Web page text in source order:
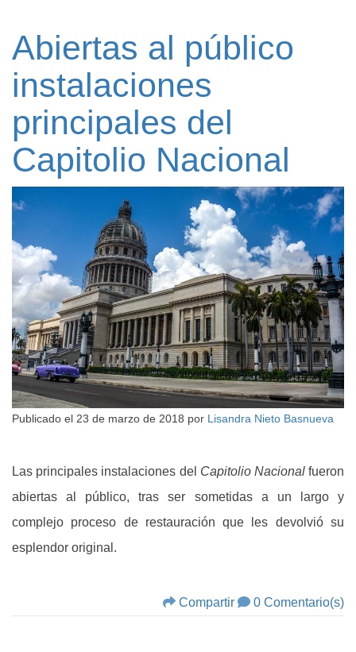
Abiertas al público
instalaciones
principales del
Capitolio Nacional
Publicado el 23 de marzo de 2018 por Lisandra Nieto Basnueva
Las principales instalaciones del Capitolio Nacionalfueron
abiertas al público, tras ser sometidas a un largo y
complejo proceso de restauración que les devolvió su
esplendor original.
Compartir 0 Comentario(s)